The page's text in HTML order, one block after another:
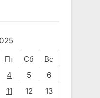
Пт Сб
Вс
4 5
6
11 12
13